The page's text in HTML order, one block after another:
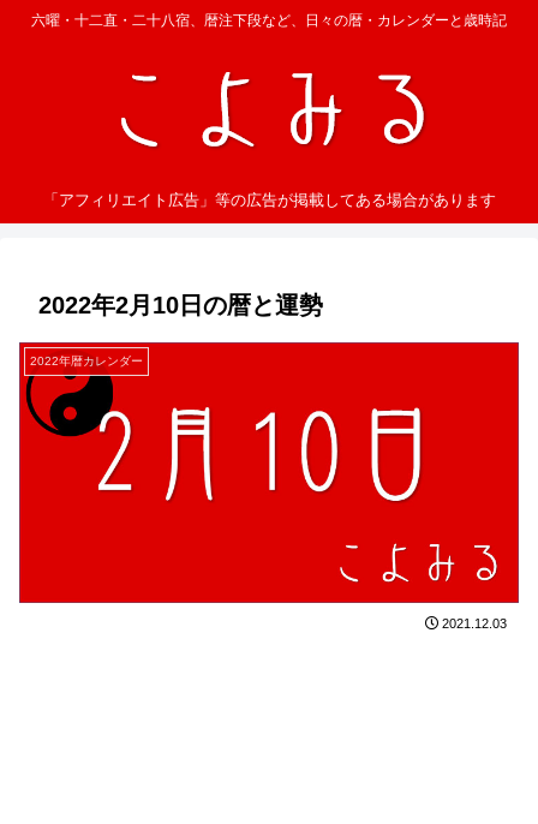
六曜・十二直・二十八宿、暦注下段など、日々の暦・カレンダーと歳時記
「アフィリエイト広告」等の広告が掲載してある場合があります
2022年2月10日の暦と運勢
2022年暦カレンダー
2021.12.03